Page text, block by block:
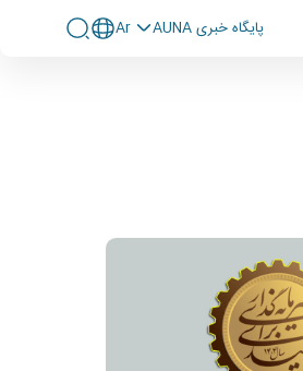
پايگاه خبری AUNA Ar